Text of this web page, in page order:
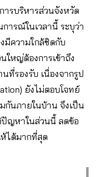
ารบริหารส่วนจังหวัด
ารณ์ในเวลานี้ ระบุว่า
มีความใกล้ชิดกับ
ใหญ่ต้องการเข้าถึง
ที่รองรับ เนื่องจากรูป
ยังไม่ตอบโจทย์
กันภายในบ้าน จึงเป็น
ปัญหาในส่วนนี้ ลดข้อ
ห้ได้มากที่สุด